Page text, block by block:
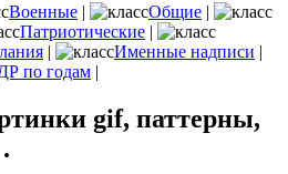
Военные | Общие |
Патриотические |
| Именные надписи |
по годам |
gif, паттерны,